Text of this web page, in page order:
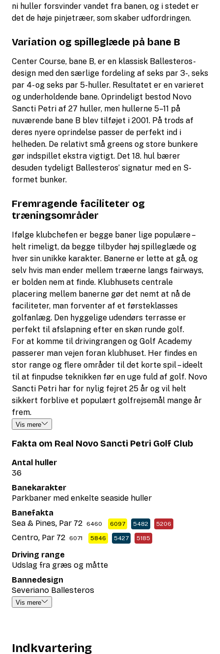
ni huller forsvinder vandet fra banen, og i stedet er
det de høje pinjetræer, som skaber udfordringen.
Variation og spilleglæde på bane B
Center Course, bane B, er en klassisk Ballesteros-
design med den særlige fordeling af seks par 3-, seks
par 4- og seks par 5-huller. Resultatet er en varieret
og underholdende bane. Oprindeligt bestod Novo
Sancti Petri af 27 huller, men hullerne 5–11 på
nuværende bane B blev tilføjet i 2001. På trods af
deres nyere oprindelse passer de perfekt ind i
helheden. De relativt små greens og store bunkere
gør indspillet ekstra vigtigt. Det 18. hul bærer
desuden tydeligt Ballesteros’ signatur med en S-
formet bunker.
Fremragende faciliteter og
træningsområder
Ifølge klubchefen er begge baner lige populære –
helt rimeligt, da begge tilbyder høj spilleglæde og
hver sin unikke karakter. Banerne er lette at gå, og
selv hvis man ender mellem træerne langs fairways,
er bolden nem at finde. Klubhusets centrale
placering mellem banerne gør det nemt at nå de
faciliteter, man forventer af et førsteklasses
golfanlæg. Den hyggelige udendørs terrasse er
perfekt til afslapning efter en skøn runde golf.
For at komme til drivingrangen og Golf Academy
passerer man vejen foran klubhuset. Her findes en
stor range og flere områder til det korte spil – ideelt
til at finpudse teknikken før en uge fuld af golf. Novo
Sancti Petri har for nylig fejret 25 år og vil helt
sikkert forblive et populært golfrejsemål mange år
frem.
Vis mere
Fakta om Real Novo Sancti Petri Golf Club
Antal huller
36
Banekarakter
Parkbaner med enkelte seaside huller
Banefakta
Sea & Pines, Par 72 6460 6097 5482 5206
Centro, Par 72 6071 5846 5427 5185
Driving range
Udslag fra græs og måtte
Bannedesign
Severiano Ballesteros
Vis mere
Indkvartering